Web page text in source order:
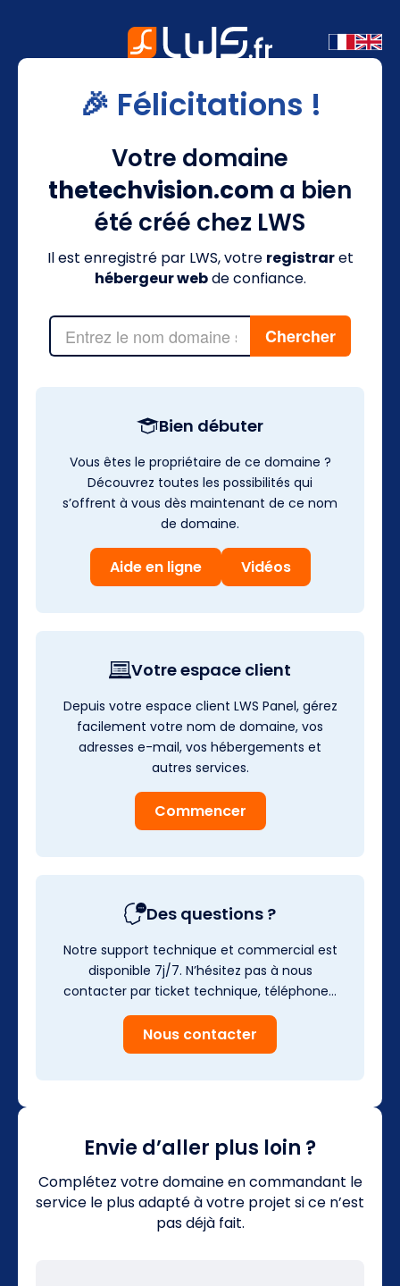
🎉 Félicitations !
Votre domaine
thetechvision.com a bien
été créé chez LWS
Il est enregistré par LWS, votre registraret
hébergeur webde confiance.
Bien débuter
Vous êtes le propriétaire de ce domaine ?
Découvrez toutes les possibilités qui
s’offrent à vous dès maintenant de ce nom
de domaine.
Aide en ligne Vidéos
Votre espace client
Depuis votre espace client LWS Panel, gérez
facilement votre nom de domaine, vos
adresses e-mail, vos hébergements et
autres services.
Commencer
Des questions ?
Notre support technique et commercial est
disponible 7j/7. N’hésitez pas à nous
contacter par ticket technique, téléphone…
Nous contacter
Envie d’aller plus loin ?
Complétez votre domaine en commandant le
service le plus adapté à votre projet si ce n’est
pas déjà fait.